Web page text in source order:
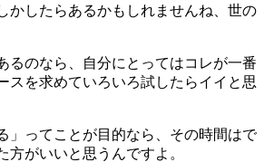
かしたらあるかもしれませんね、世の
るのなら、自分にとってはコレが一番
スを求めていろいろ試したらイイと思
」ってことが目的なら、その時間はで
方がいいと思うんですよ。